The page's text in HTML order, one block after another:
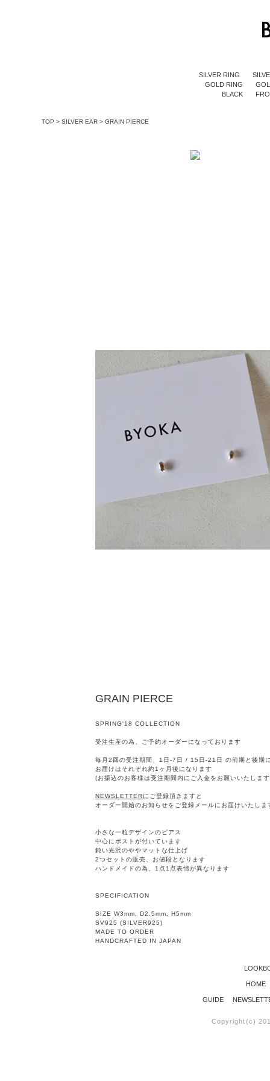
SILVER RING
GOLD RING
BLACK
TOP > SILVER EAR > GRAIN PIERCE
GRAIN PIERCE
SPRING'18 COLLECTION
受注生産の為、ご予約オーダーになっております
毎月2回の受注期間、1日-7日 / 15日-21日 の前期と後期
お届けはそれぞれ約1ヶ月後になります
(お振込のお客様は受注期間内にご入金をお願いいたしま
NEWSLETTERにご登録頂きますと
オーダー開始のお知らせをご登録メールにお届けいたしま
小さな一粒デザインのピアス
中心にポストが付いています
鈍い光沢のややマットな仕上げ
2つセットの販売、お値段となります
ハンドメイドの為、1点1点表情が異なります
SPECIFICATION
SIZE W3mm, D2.5mm, H5mm
SV925 (SILVER925)
MADE TO ORDER
HANDCRAFTED IN JAPAN
HOME
GUIDE
Copyright(c)